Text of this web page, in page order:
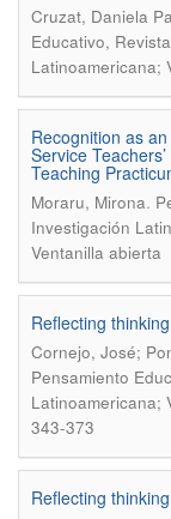
Cruzat, Daniela
Educativo,
Latinoamericana;
Recognition as
Service
Teaching
Moraru, Mirona.
Investigación
Ventanilla abierta
Reflecting
Cornejo, José;
Pensamiento
Latinoamericana;
343-373
Reflecting